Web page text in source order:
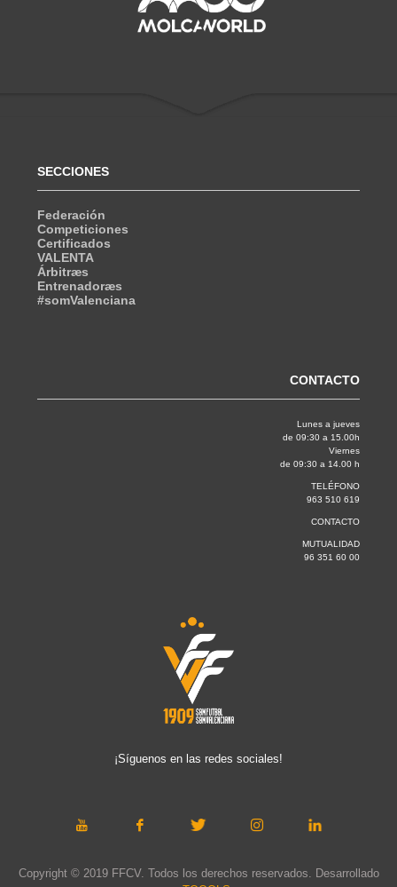
SECCIONES
Federación
Competiciones
Certificados
VALENTA
Árbitræs
Entrenadoræs
#somValenciana
CONTACTO
Lunes a jueves
de 09:30 a 15.00h
Viernes
de 09:30 a 14.00 h
TELÉFONO
963 510 619
CONTACTO
MUTUALIDAD
96 351 60 00
¡Síguenos en las redes sociales!
Copyright © 2019 FFCV. Todos los derechos reservados. Desarrollado